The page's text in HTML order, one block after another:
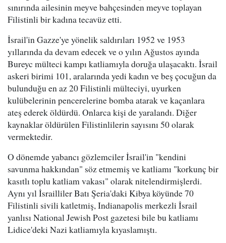
sınırında ailesinin meyve bahçesinden meyve toplayan
Filistinli bir kadına tecavüz etti.
İsrail'in Gazze'ye yönelik saldırıları 1952 ve 1953
yıllarında da devam edecek ve o yılın Ağustos ayında
Bureyc mülteci kampı katliamıyla doruğa ulaşacaktı. İsrail
askeri birimi 101, aralarında yedi kadın ve beş çocuğun da
bulunduğu en az 20 Filistinli mülteciyi, uyurken
kulübelerinin pencerelerine bomba atarak ve kaçanlara
ateş ederek öldürdü. Onlarca kişi de yaralandı. Diğer
kaynaklar öldürülen Filistinlilerin sayısını 50 olarak
vermektedir.
O dönemde yabancı gözlemciler İsrail'in "kendini
savunma hakkından" söz etmemiş ve katliamı "korkunç bir
kasıtlı toplu katliam vakası" olarak nitelendirmişlerdi.
Aynı yıl İsrailliler Batı Şeria'daki Kibya köyünde 70
Filistinli sivili katletmiş, Indianapolis merkezli İsrail
yanlısı National Jewish Post gazetesi bile bu katliamı
Lidice'deki Nazi katliamıyla kıyaslamıştı.